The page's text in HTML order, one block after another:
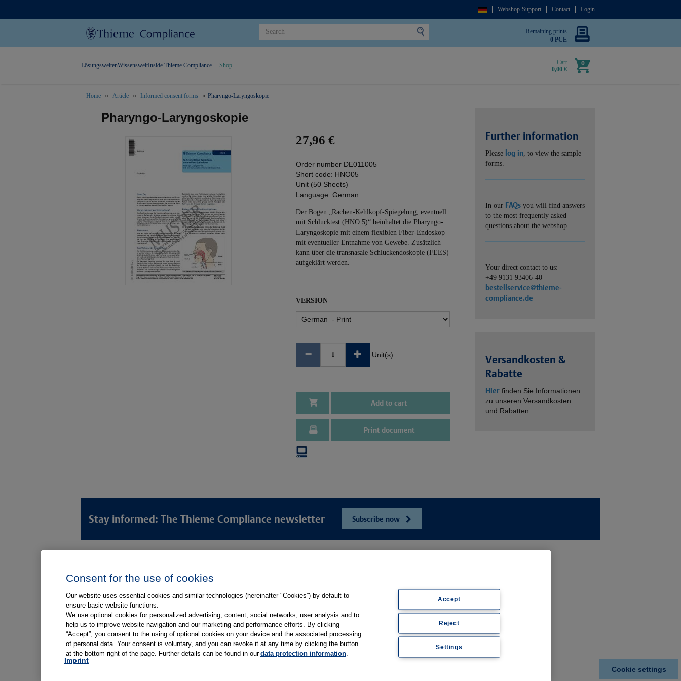
Webshop-Support Contact Login
Remaining prints
0 PCE
Cart
0,00 €
0
LösungsweltenWissensweltInside Thieme Compliance Shop
Home Article Informed consent forms Pharyngo-Laryngoskopie
Pharyngo-Laryngoskopie
27,96 €
Order number DE011005
Short code: HNO05
Unit (50 Sheets)
Language: German
Der Bogen „Rachen-Kehlkopf-Spiegelung, eventuell
mit Schlucktest (HNO 5)“ beinhaltet die Pharyngo-
Laryngoskopie mit einem flexiblen Fiber-Endoskop
mit eventueller Entnahme von Gewebe. Zusätzlich
kann über die transnasale Schluckendoskopie (FEES)
aufgeklärt werden.
VERSION
Unit(s)
Add to cart
Print document
Further information
Please log in, to view the sample
forms.
In our FAQs you will find answers
to the most frequently asked
questions about the webshop.
Your direct contact to us:
+49 9131 93406-40
bestellservice@thieme-
compliance.de
Versandkosten &
Rabatte
Hier finden Sie Informationen
zu unseren Versandkosten
und Rabatten.
Stay informed: The Thieme Compliance newsletter Subscribe now
Anamnese von Patient*innen
Aufnahme von Patient*innen
Aufklärung von Patient*innen
Kliniken
Medizinische Versorgungszentren
Arztpraxen
Digitale Lösungen
Aufklärungsbögen
Produkt-Hilfe
Support
Whitepaper & Infomaterial
Kontakt
Web-Semniare
Anwenderberichte
Consent for the use of cookies
Our website uses essential cookies and similar technologies (hereinafter "Cookies”) by default to
ensure basic website functions.
We use optional cookies for personalized advertising, content, social networks, user analysis and to
help us to improve website navigation and our marketing and performance efforts. By clicking
“Accept”, you consent to the using of optional cookies on your device and the associated processing
of personal data. Your consent is voluntary, and you can revoke it at any time by clicking the button
at the bottom right of the page. Further details can be found in ourdata protection information.
Imprint
Accept
Reject
Settings
Cookie settings